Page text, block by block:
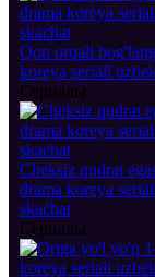
Qon orqali
koreya seriali
Сериалы
Cheksiz qudrat
drama koreya
skachat
Сериалы